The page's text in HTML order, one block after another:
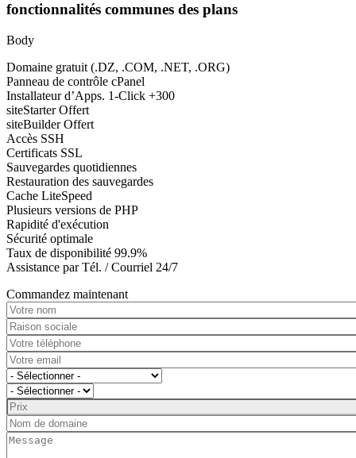
fonctionnalités communes des plans
Body
Domaine gratuit (.DZ, .COM, .NET, .ORG)
Panneau de contrôle cPanel
Installateur d’Apps. 1-Click +300
siteStarter Offert
siteBuilder Offert
Accès SSH
Certificats SSL
Sauvegardes quotidiennes
Restauration des sauvegardes
Cache LiteSpeed
Plusieurs versions de PHP
Rapidité d'exécution
Sécurité optimale
Taux de disponibilité 99.9%
Assistance par Tél. / Courriel 24/7
Commandez maintenant